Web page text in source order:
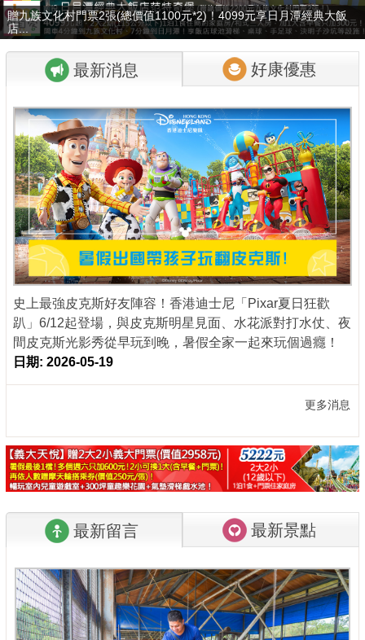
最新留言
商家合作
推薦景點
討論區
聯絡我們
APP下載
捷絲旅-宜蘭礁溪館3099元起享2大1幼1泊1食住雙人房！4799元起享
4...
贈九族文化村門票2張(總價值1100元*2)！4099元享日月潭經典大飯
店...
最新消息 好康優惠
史上最強皮克斯好友陣容！香港迪士尼「Pixar夏日狂歡
趴」6/12起登場，與皮克斯明星見面、水花派對打水仗、夜
間皮克斯光影秀從早玩到晚，暑假全家一起來玩個過癮！
日期: 2026-05-19
更多消息
最新留言 最新景點